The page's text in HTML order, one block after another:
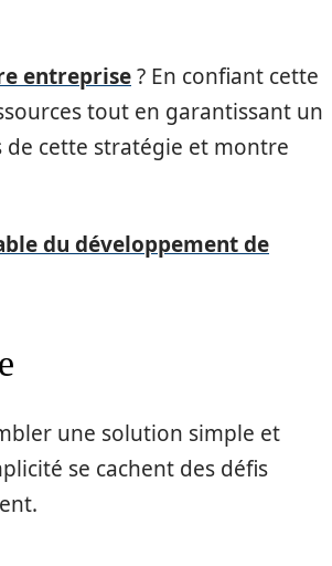
entreprise? En confiant cette
tout en garantissant un
de cette stratégie et montre
du développement de
une solution simple et
se cachent des défis